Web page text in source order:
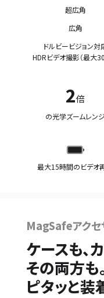
超広角
広角
ドルビービジョン対
HDRビデオ撮影（最大
2倍
の光学ズームレンジ
最大15時間のビデオ
MagSafeアクセ
ケースも、
その両方も
ピタッと装